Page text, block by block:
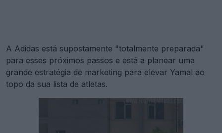
A Adidas está supostamente "totalmente preparada"
para esses próximos passos e está a planear uma
grande estratégia de marketing para elevar Yamal ao
topo da sua lista de atletas.